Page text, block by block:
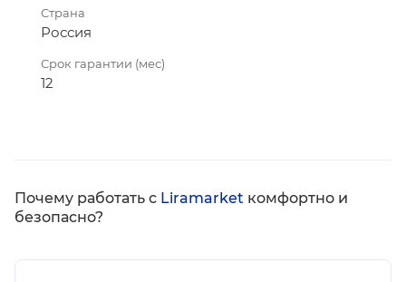
Страна
Россия
Срок гарантии (мес)
12
Почему работать с Liramarket комфортно и
безопасно?